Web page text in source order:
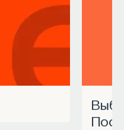
Выбрать курс Академии